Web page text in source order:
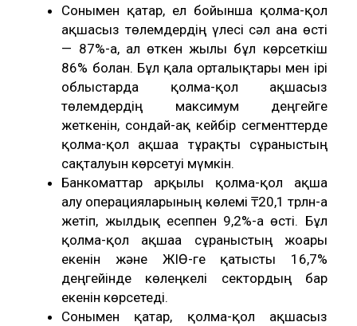
Сонымен қатар, ел бойынша қолма-қол
ақшасыз төлемдердің үлесі сәл ғана өсті
— 87%-ға, ал өткен жылы бұл көрсеткіш
86% болған. Бұл қала орталықтары мен ірі
облыстарда қолма-қол ақшасыз
төлемдердің максимум деңгейге
жеткенін, сондай-ақ кейбір сегменттерде
қолма-қол ақшаға тұрақты сұраныстың
сақталуын көрсетуі мүмкін.
Банкоматтар арқылы қолма-қол ақша
алу операцияларының көлемі ₸20,1 трлн-ға
жетіп, жылдық есеппен 9,2%-ға өсті. Бұл
қолма-қол ақшаға сұраныстың жоғары
екенін және ЖІӨ-ге қатысты 16,7%
деңгейінде көлеңкелі сектордың бар
екенін көрсетеді.
Сонымен қатар, қолма-қол ақшасыз